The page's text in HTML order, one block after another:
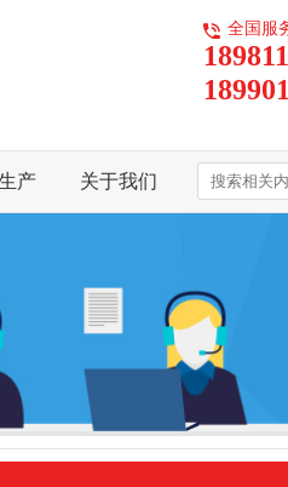
全国服
产 关于我们